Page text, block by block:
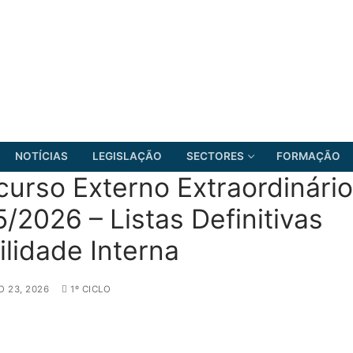
NOTÍCIAS LEGISLAÇÃO SECTORES FORMAÇÃO
FRENTE COMUM
Externo Extraordinário
2026 – Listas Definitivas
Interna
23, 2026 1º CICLO